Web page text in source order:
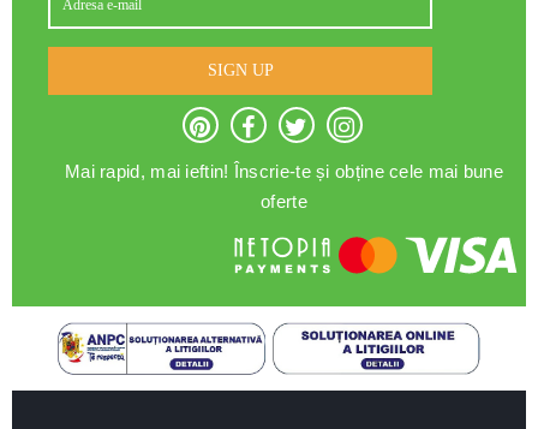
SIGN UP
Mai rapid, mai ieftin! Înscrie-te și obține cele mai bune
oferte